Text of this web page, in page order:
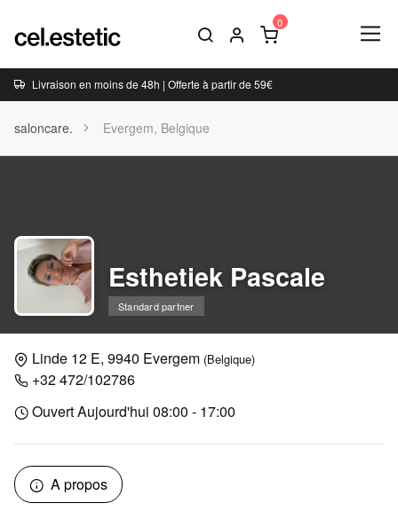
Livraison en moins de 48h | Offerte à partir de 59€
saloncare. Evergem, Belgique
Esthetiek Pascale
Standard partner
Linde 12 E, 9940 Evergem (Belgique)
+32 472/102786
Ouvert Aujourd'hui 08:00 - 17:00
A propos